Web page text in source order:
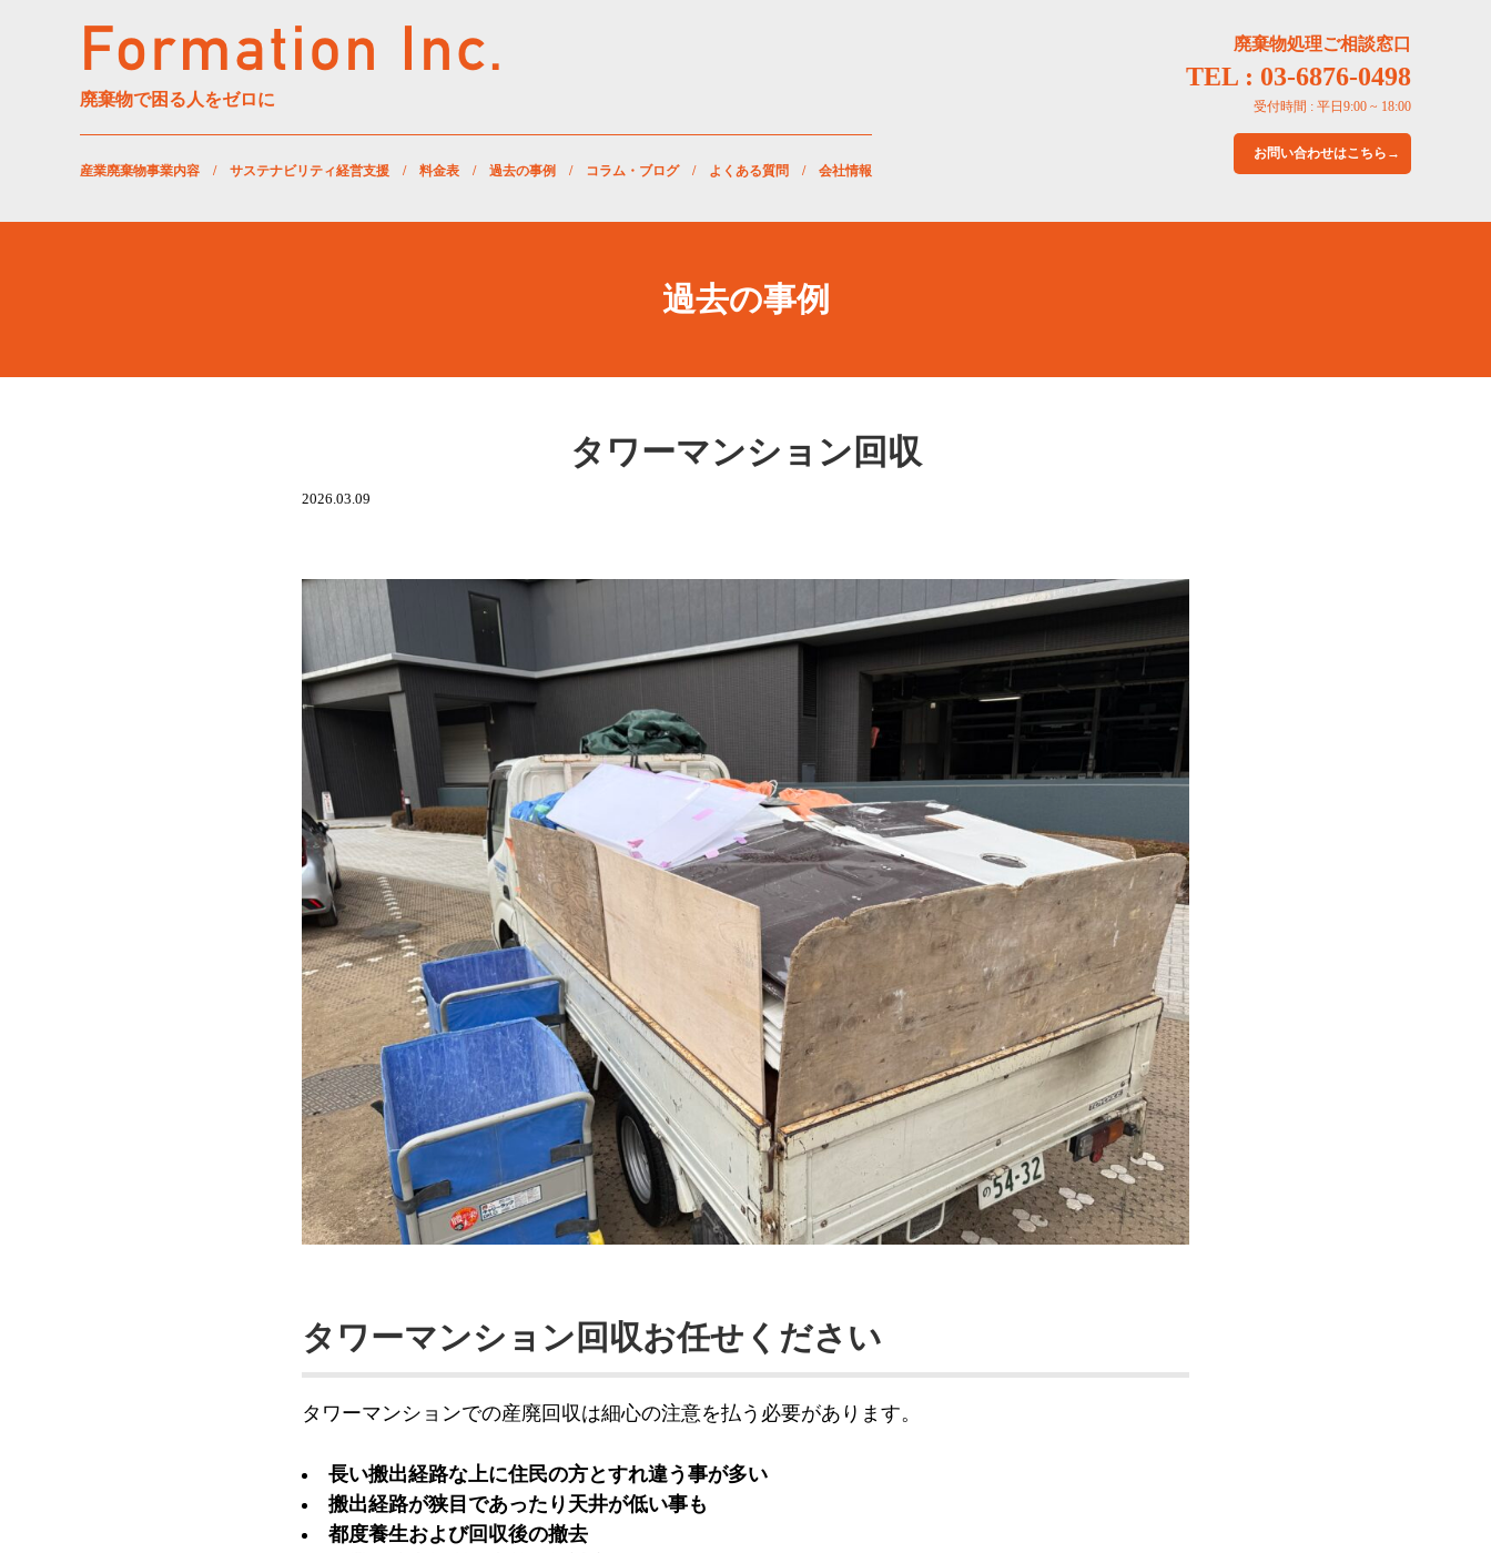
廃棄物で困る人をゼロに
産業廃棄物事業内容 / サステナビリティ経営支援 / 料金表 / 過去の事例 / コラム・ブログ/ よくある質問 / 会社情報
廃棄物処理ご相談窓口
TEL : 03-6876-0498
受付時間 : 平日9:00 ~ 18:00
お問い合わせはこちら→
過去の事例
タワーマンション回収
2026.03.09
タワーマンション回収お任せください
タワーマンションでの産廃回収は細心の注意を払う必要があります。
長い搬出経路な上に住民の方とすれ違う事が多い
搬出経路が狭目であったり天井が低い事も
都度養生および回収後の撤去